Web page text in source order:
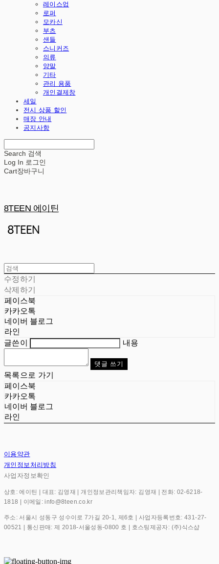
레이스업
로퍼
모카신
부츠
샌들
스니커즈
의류
양말
기타
관리 용품
개인결제창
세일
전시 상품 할인
매장 안내
공지사항
Search 검색
Log In 로그인
Cart장바구니
8TEEN 에이틴
수정하기
삭제하기
페이스북
카카오톡
네이버 블로그
라인
글쓴이 내용
댓글 쓰기
목록으로 가기
페이스북
카카오톡
네이버 블로그
라인
이용약관
개인정보처리방침
사업자정보확인
상호: 에이틴 | 대표: 김영재 | 개인정보관리책임자: 김영재 | 전화: 02-6218-
1818 | 이메일: info@8teen.co.kr
주소: 서울시 성동구 성수이로 7가길 20-1, 제6호 | 사업자등록번호:431-27-
00521
| 통신판매:제 2018-서울성동-0800 호 | 호스팅제공자: (주)식스샵